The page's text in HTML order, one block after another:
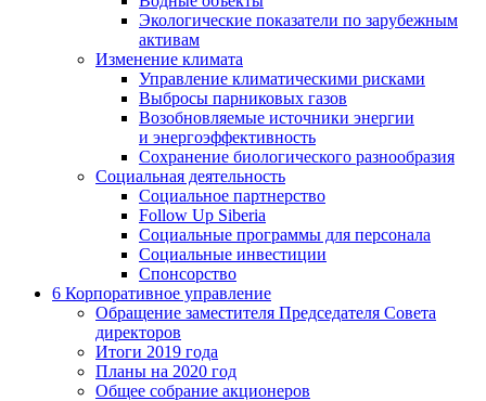
Экологические показатели по зарубежным
активам
Изменение климата
Управление климатическими рисками
Выбросы парниковых газов
Возобновляемые источники энергии
и энергоэффективность
Сохранение биологического разнообразия
Социальная деятельность
Социальное партнерство
Follow Up Siberia
Социальные программы для персонала
Социальные инвестиции
Спонсорство
6 Корпоративное управление
Обращение заместителя Председателя Совета
директоров
Итоги 2019 года
Планы на 2020 год
Общее собрание акционеров